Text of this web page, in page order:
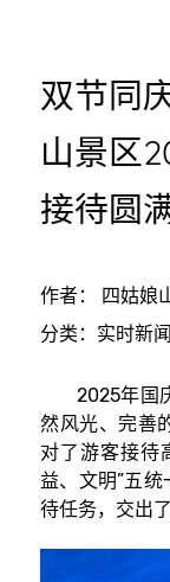
双节同
山景区
接待圆
作者： 四姑娘
分类： 实时新闻
2025年国庆
然风光、完善
对了游客接待
益、文明”五
待任务，交出